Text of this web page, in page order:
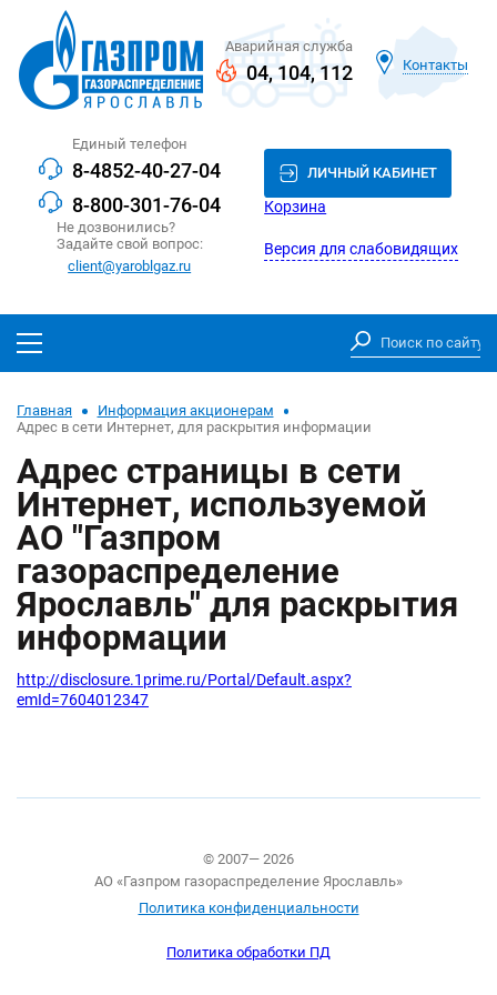
Аварийная служба
04,104,112 Контакты
Единый телефон
8-4852-40-27-04
8-800-301-76-04
Не дозвонились?
Задайте свой вопрос:
client@yaroblgaz.ru
ЛИЧНЫЙ КАБИНЕТ
Корзина
Версия для слабовидящих
Главная
Информация акционерам
Адрес в сети Интернет, для раскрытия информации
Адрес страницы в сети
Интернет, используемой
АО "Газпром
газораспределение
Ярославль" для раскрытия
информации
http://disclosure.1prime.ru/Portal/Default.aspx?
emId=7604012347
© 2007— 2026
АО «Газпром газораспределение Ярославль»
Политика конфиденциальности
Политика обработки ПД